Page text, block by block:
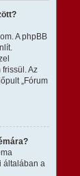
A phpBB
Az
„Fórum
általában a